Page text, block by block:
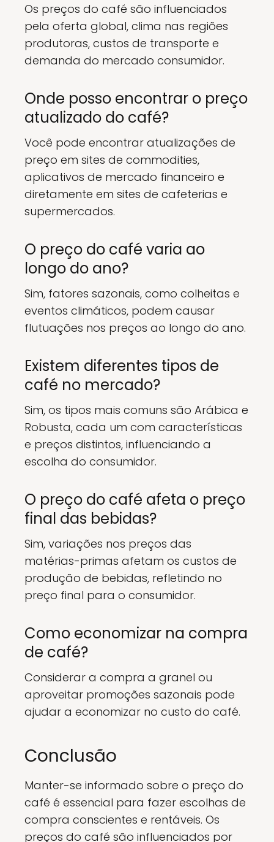
Os preços do café são influenciados
pela oferta global, clima nas regiões
produtoras, custos de transporte e
demanda do mercado consumidor.
Onde posso encontrar o preço
atualizado do café?
Você pode encontrar atualizações de
preço em sites de commodities,
aplicativos de mercado financeiro e
diretamente em sites de cafeterias e
supermercados.
O preço do café varia ao
longo do ano?
Sim, fatores sazonais, como colheitas e
eventos climáticos, podem causar
flutuações nos preços ao longo do ano.
Existem diferentes tipos de
café no mercado?
Sim, os tipos mais comuns são Arábica e
Robusta, cada um com características
e preços distintos, influenciando a
escolha do consumidor.
O preço do café afeta o preço
final das bebidas?
Sim, variações nos preços das
matérias-primas afetam os custos de
produção de bebidas, refletindo no
preço final para o consumidor.
Como economizar na compra
de café?
Considerar a compra a granel ou
aproveitar promoções sazonais pode
ajudar a economizar no custo do café.
Conclusão
Manter-se informado sobre o preço do
café é essencial para fazer escolhas de
compra conscientes e rentáveis. Os
preços do café são influenciados por